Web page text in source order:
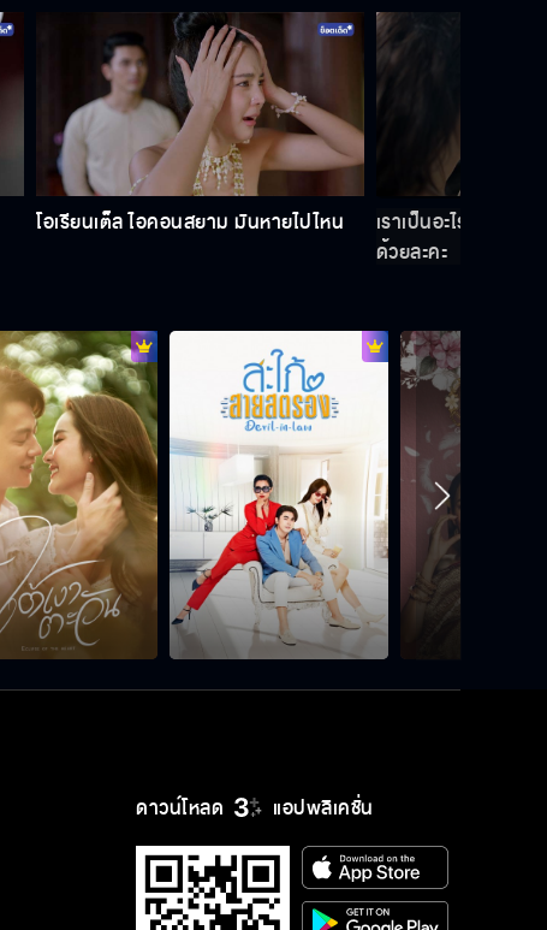
โอเรียนเต็ล ไอคอนสยาม มันหายไปไหน
เราเป็นอะไรกัน ทำไ
ด้วยละคะ
ดาวน์โหลด แอปพลิเคชั่น